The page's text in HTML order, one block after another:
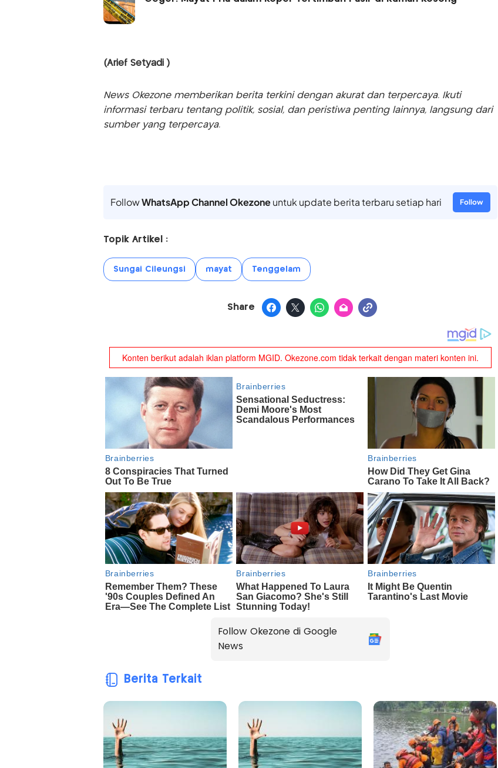
(Arief Setyadi )
News Okezone memberikan berita terkini dengan akurat dan terpercaya. Ikuti
informasi terbaru tentang politik, sosial, dan peristiwa penting lainnya, langsung dari
sumber yang terpercaya.
FollowWhatsApp Channel Okezoneuntuk update berita terbaru setiap hari Follow
Topik Artikel :
Sungai Cileungsi mayat Tenggelam
Share
Follow Okezone di Google
News
Berita Terkait